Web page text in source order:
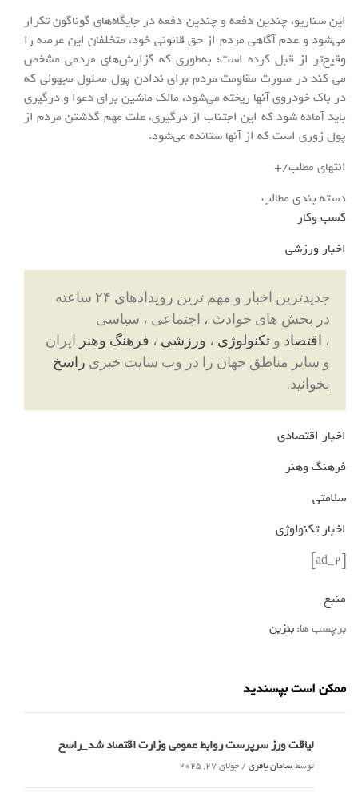
این سناریو، چندین دفعه و چندین دفعه در جایگاه‌های گوناگون تکرار
می‌شود و عدم آگاهی مردم از حق قانونی خود، متخلفان این عرصه را
وقیح‌تر از قبل کرده است؛ به‌طوری که گزارش‌های مردمی مشخص
می کند در صورت مقاومت مردم برای ندادن پول محلول مجهولی که
در باک خودروی آنها ریخته می‌شود، مالک ماشین برای دعوا و درگیری
باید آماده شود که این اجتناب از درگیری، علت مهم گذشتن مردم از
پول زوری است که از آنها ستانده می‌شود.
انتهای مطلب/+
دسته بندی مطالب
کسب وکار
اخبار ورزشی
جدیدترین اخبار و مهم ترین رویدادهای ۲۴ ساعته
در بخش های حوادث ، اجتماعی ، سیاسی
، اقتصاد و تکنولوژی ، ورزشی ، فرهنگ وهنر ایران
و سایر مناطق جهان را در وب سایت خبری راسخ
بخوانید.
اخبار اقتصادی
فرهنگ وهنر
سلامتی
اخبار تکنولوژی
[ad_2]
منبع
برچسب ها:بنزین
ممکن است بپسندید
لیاقت ورز سرپرست روابط عمومی وزارت اقتصاد شد_راسخ
توسطسامان باقری / جولای 27, 2025